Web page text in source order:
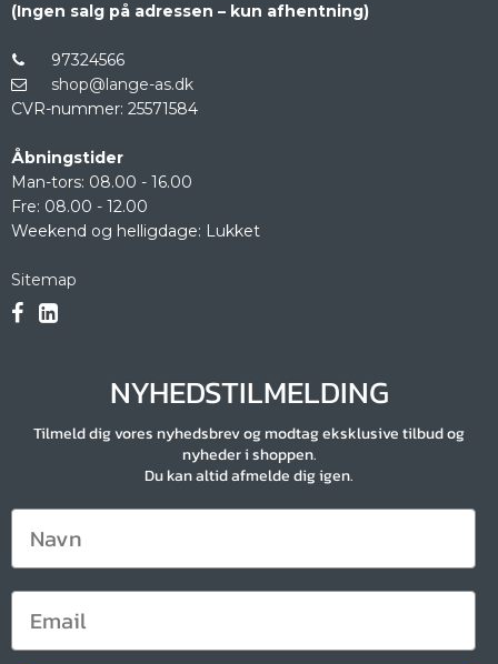
(Ingen salg på adressen – kun afhentning)
97324566
shop@lange-as.dk
CVR-nummer: 25571584
Åbningstider
Man-tors: 08.00 - 16.00
Fre: 08.00 - 12.00
Weekend og helligdage: Lukket
Sitemap
NYHEDSTILMELDING
Tilmeld dig vores nyhedsbrev og modtag eksklusive tilbud og
nyheder i shoppen.
Du kan altid afmelde dig igen.